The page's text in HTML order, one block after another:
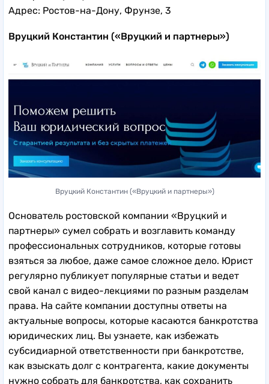
Адрес: Ростов-на-Дону, Фрунзе, 3
Вруцкий Константин («Вруцкий и партнеры»)
Вруцкий Константин («Вруцкий и партнеры»)
Основатель ростовской компании «Вруцкий и
партнеры» сумел собрать и возглавить команду
профессиональных сотрудников, которые готовы
взяться за любое, даже самое сложное дело. Юрист
регулярно публикует популярные статьи и ведет
свой канал с видео-лекциями по разным разделам
права. На сайте компании доступны ответы на
актуальные вопросы, которые касаются банкротства
юридических лиц. Вы узнаете, как избежать
субсидиарной ответственности при банкротстве,
как взыскать долг с контрагента, какие документы
нужно собрать для банкротства, как сохранить